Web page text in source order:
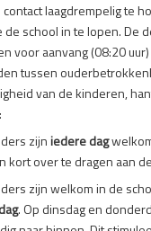
laagdrempelig te
de school in te lopen. De
voor aanvang (08:20
tussen
van de kinderen,
zijniedere dag
kort over te dragen aan
zijn welkom in de
. Op dinsdag en